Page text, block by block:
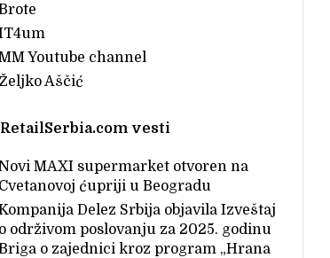
Youtube channel
Željko Aščić
RetailSerbia.com vesti
MAXI supermarket otvoren na
Cvetanovoj ćupriji u Beogradu
Delez Srbija objavila Izveštaj
o održivom poslovanju za 2025. godinu
o zajednici kroz program „Hrana